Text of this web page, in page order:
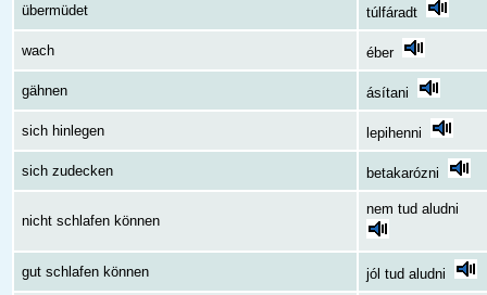
übermüdet túlfáradt
wach éber
gähnen ásítani
sich hinlegen lepihenni
sich zudecken betakarózni
nicht schlafen können
nem tud aludni
gut schlafen können jól tud aludni